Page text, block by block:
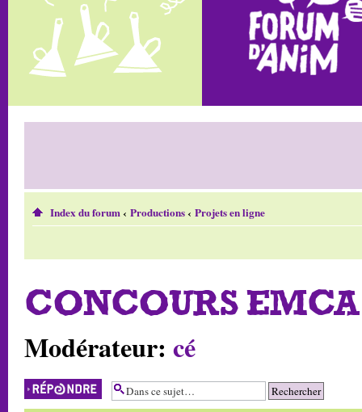
Index du forum‹ Productions‹ Projets en ligne
CONCOURS
Modérateur: cé
Répondre